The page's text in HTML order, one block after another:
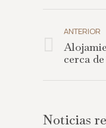
entre
ANTERIOR
cerca
Noticias